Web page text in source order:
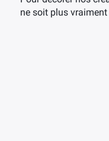
ne soit plus